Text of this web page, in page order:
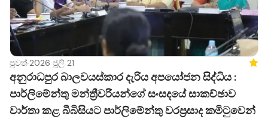
පුවත්·2026 ජූලි 21
අනුරාධපුර බාලවයස්කාර දැරිය අපයෝජන සිද්ධිය :
පාර්ලිමේන්තු මන්ත්‍රීවරියන්ගේ සංසදයේ සාකච්ඡාව
වාර්තා කළ බීබිසියට පාර්ලිමේන්තු වරප්‍රසාද කමිටුවෙන්